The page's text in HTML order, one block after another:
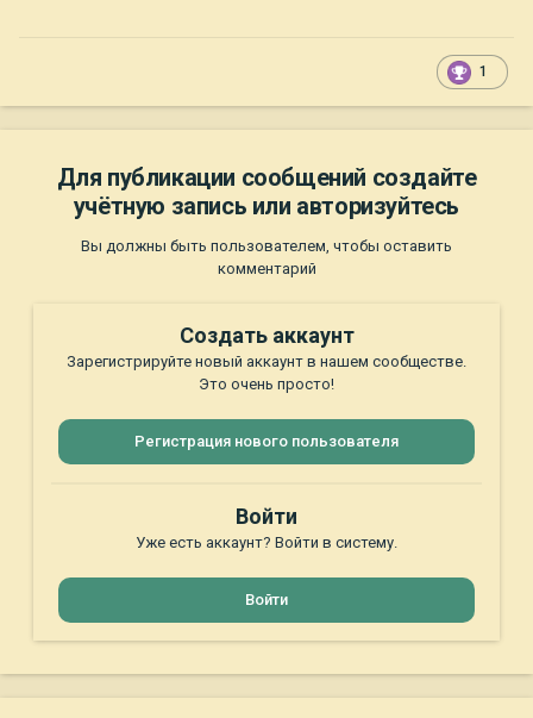
1
Для публикации сообщений создайте
учётную запись или авторизуйтесь
Вы должны быть пользователем, чтобы оставить
комментарий
Создать аккаунт
Зарегистрируйте новый аккаунт в нашем сообществе.
Это очень просто!
Регистрация нового пользователя
Войти
Уже есть аккаунт? Войти в систему.
Войти